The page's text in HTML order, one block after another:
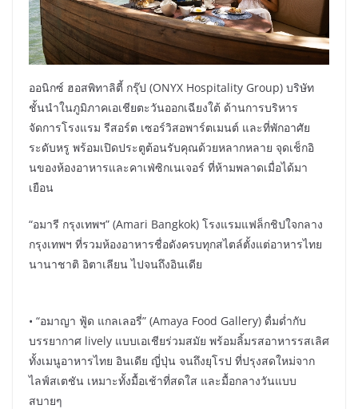
ออนิกซ์ ฮอสพิทาลิตี้ กรุ๊ป (ONYX Hospitality Group) บริษัท
ชั้นนำในภูมิภาคเอเชียตะวันออกเฉียงใต้ ด้านการบริหาร
จัดการโรงแรม รีสอร์ต เซอร์วิสอพาร์ตเมนต์ และที่พักอาศัย
ระดับหรู พร้อมเปิดประตูต้อนรับคุณด้วยหลากหลาย จุดเช็กอิ
นของห้องอาหารและคาเฟ่ซิกเนเจอร์ ที่ห้ามพลาดเมื่อได้มา
เยือน
“อมารี กรุงเทพฯ” (Amari Bangkok) โรงแรมแฟล็กชิปใจกลาง
กรุงเทพฯ ที่รวมห้องอาหารชื่อดังครบทุกสไตล์ตั้งแต่อาหารไทย
นานาชาติ อิตาเลียน ไปจนถึงอินเดีย
• “อมาญา ฟู้ด แกลเลอรี่” (Amaya Food Gallery) ดื่มด่ำกับ
บรรยากาศ lively แบบเอเชียร่วมสมัย พร้อมลิ้มรสอาหารรสเลิศ
ทั้งเมนูอาหารไทย อินเดีย ญี่ปุ่น จนถึงยุโรป ที่ปรุงสดใหม่จาก
ไลฟ์สเตชัน เหมาะทั้งมื้อเช้าที่สดใส และมื้อกลางวันแบบ
สบายๆ